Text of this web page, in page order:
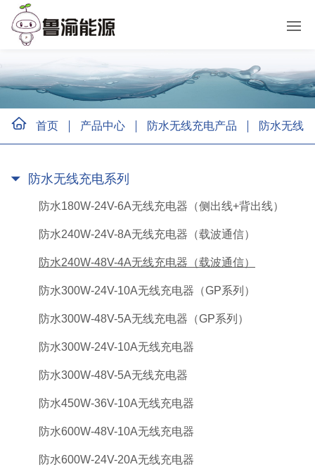
首页 产品中心 防水无线充电产品 防水无线
防水无线充电系列
防水180W-24V-6A无线充电器（侧出线+背出线）
防水240W-24V-8A无线充电器（载波通信）
防水240W-48V-4A无线充电器（载波通信）
防水300W-24V-10A无线充电器（GP系列）
防水300W-48V-5A无线充电器（GP系列）
防水300W-24V-10A无线充电器
防水300W-48V-5A无线充电器
防水450W-36V-10A无线充电器
防水600W-48V-10A无线充电器
防水600W-24V-20A无线充电器